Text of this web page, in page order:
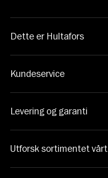
Dette er Hultafors
Kundeservice
Levering og garanti
Utforsk sortimentet vårt